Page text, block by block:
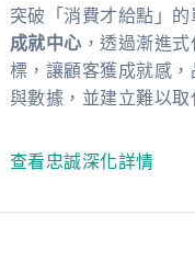
突破「消費才給點」的
成就中心 ，透過漸進
標，讓顧客獲成就感
與數據，並建立難以取
查看忠誠深化詳情